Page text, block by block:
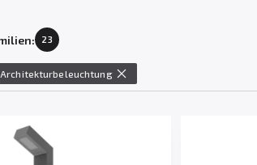
23
Architekturbeleuchtung